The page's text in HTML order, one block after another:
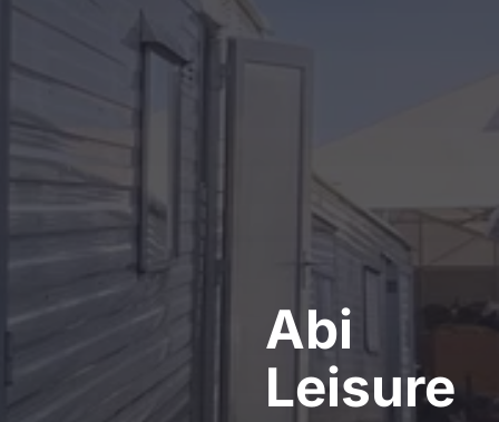
Abi
Leisure